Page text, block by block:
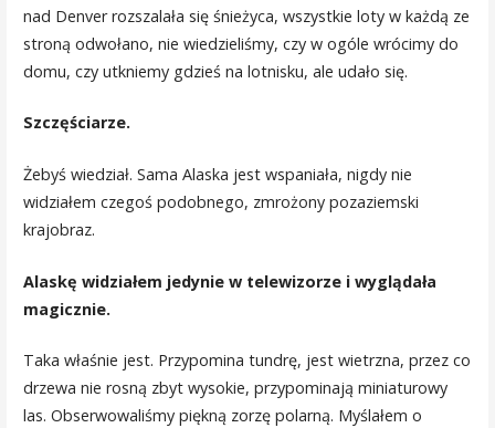
nad Denver rozszalała się śnieżyca, wszystkie loty w każdą ze
stroną odwołano, nie wiedzieliśmy, czy w ogóle wrócimy do
domu, czy utkniemy gdzieś na lotnisku, ale udało się.
Szczęściarze.
Żebyś wiedział. Sama Alaska jest wspaniała, nigdy nie
widziałem czegoś podobnego, zmrożony pozaziemski
krajobraz.
Alaskę widziałem jedynie w telewizorze i wyglądała
magicznie.
Taka właśnie jest. Przypomina tundrę, jest wietrzna, przez co
drzewa nie rosną zbyt wysokie, przypominają miniaturowy
las. Obserwowaliśmy piękną zorzę polarną. Myślałem o